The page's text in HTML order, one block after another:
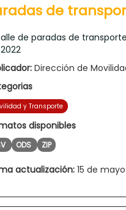
de
de paradas de
Dirección de
y Transporte
disponibles
ODS ZIP
actualización: 15 de